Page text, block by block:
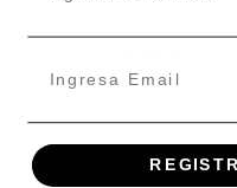
En stock: